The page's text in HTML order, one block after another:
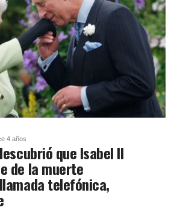
4 años
que Isabel II
de la muerte
telefónica,